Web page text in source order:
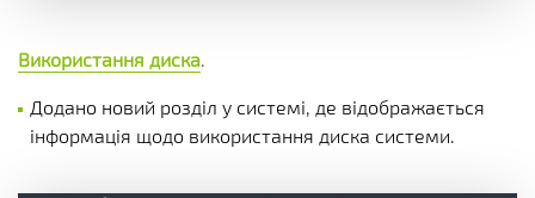
Використання диска
Додано новий розділ у системі, де відображається
інформація щодо використання диска системи.